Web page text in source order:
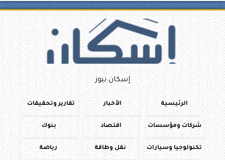
إسكان نيوز
الرئيسية الأخبار تقارير وتحقيقات
شركات ومؤسسات اقتصاد بنوك
تكنولوجيا وسيارات نقل وطاقة رياضة